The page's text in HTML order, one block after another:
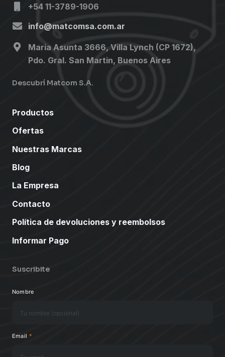
+54 11-3789-1906
info@matcomsa.com.ar
Maria Asunta 3666, Villa Lynch (CP 1672),
Pdo. Gral. San Martin, Buenos Aires
Descubrí Matcom S.A.
Productos
Ofertas
Nuestras Marcas
Blog
La Empresa
Contacto
Política de devoluciones y reembolsos
Informar Pago
Suscribite
Nombre
Email *